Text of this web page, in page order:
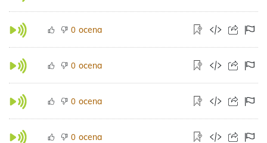
0 ocena
0 ocena
0 ocena
0 ocena